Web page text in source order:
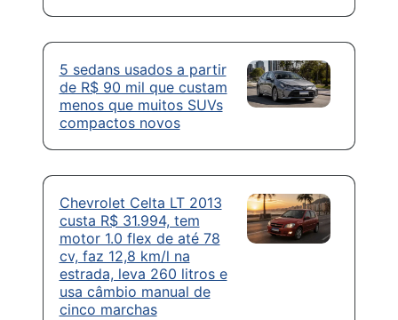
5 sedans usados a partir
de R$ 90 mil que custam
menos que muitos SUVs
compactos novos
Chevrolet Celta LT 2013
custa R$ 31.994, tem
motor 1.0 flex de até 78
cv, faz 12,8 km/l na
estrada, leva 260 litros e
usa câmbio manual de
cinco marchas